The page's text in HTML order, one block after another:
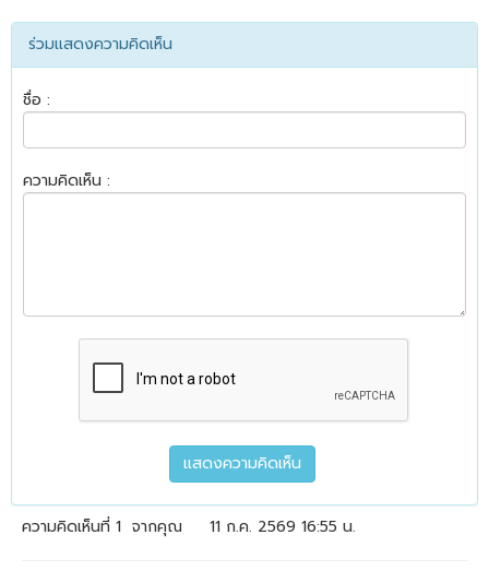
ร่วมแสดงความคิดเห็น
ชื่อ :
ความคิดเห็น :
ความคิดเห็นที่ 1 จากคุณ 11 ก.ค. 2569 16:55 น.